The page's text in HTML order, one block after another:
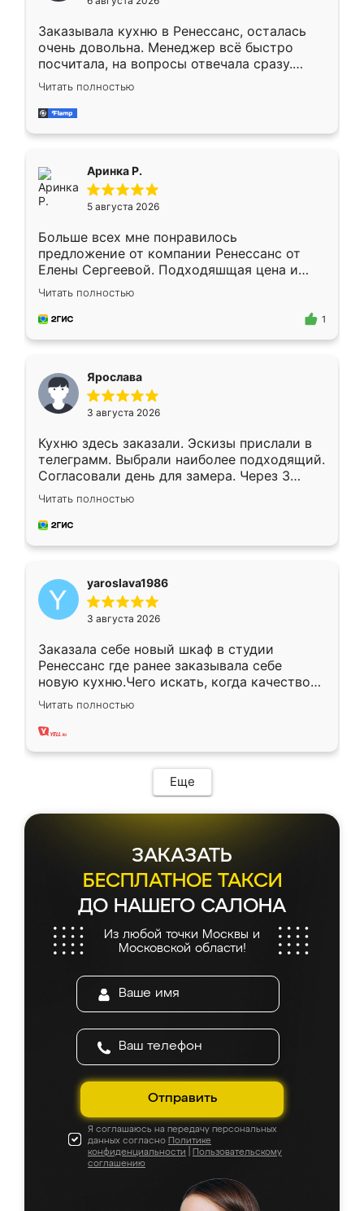
мебели буду заказывать только здесь.
Заказывала кухню в Ренессанс, осталась
очень довольна. Менеджер всё быстро
посчитала, на вопросы отвечала сразу.
Замерщик приехал в субботу, подошёл к
делу со всей ответственностью. Собрали
за день, ребята работали аккуратно, даже
Читать полностью
Аринка Р.
5 августа 2026
Больше всех мне понравилось
предложение от компании Ренессанс от
Елены Сергеевой. Подходяшщая цена и
короткие сроки изготовления. Приехавший
для замера сотрудник Владислав
предложил по моему эскизу самый
Читать полностью
1
Ярослава
3 августа 2026
Кухню здесь заказали. Эскизы прислали в
телеграмм. Выбрали наиболее подходящий.
Согласовали день для замера. Через 3
недели кухня была уже готова. Остались
довольны работой. Спасибо Ренессанс
мебель за качественную работу!
Читать полностью
yaroslava1986
3 августа 2026
Заказала себе новый шкаф в студии
Ренессанс где ранее заказывала себе
новую кухню.Чего искать, когда качеством
вполне довольна. Служит кухня уже почти
два года, нареканий нет.
Читать полностью
Еще
ЗАКАЗАТЬ
БЕСПЛАТНОЕ ТАКСИ
ДО НАШЕГО САЛОНА
Из любой точки Москвы и
Московской области!
Отправить
Я соглашаюсь на передачу персональных
данных согласно Политике
конфиденциальности
Пользовательскому
соглашению